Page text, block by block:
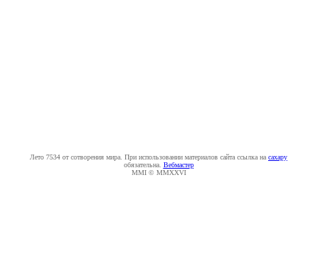
Лето 7534 от сотворения мира. При использовании материалов сайта ссылка на caxapу
обязательна. Вебмастер
MMI © MMXXVI